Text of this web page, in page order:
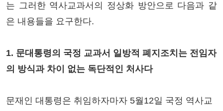
는 그러한 역사교과서의 정상화 방안으로 다음과 같
은 내용들을 요구한다.
1. 문대통령의 국정 교과서 일방적 폐지조치는 전임자
의 방식과 차이 없는 독단적인 처사다
문재인 대통령은 취임하자마자 5월12일 국정 역사교